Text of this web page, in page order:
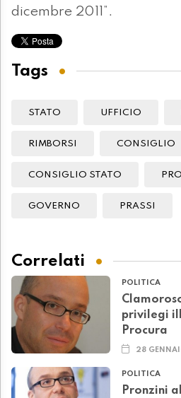
dicembre 2011”.
Tags
STATO UFFICIO
RIMBORSI CONSIGLIO
CONSIGLIO STATO
GOVERNO PRASSI
Correlati
POLITICA
privilegi
Procura
28
POLITICA
Pronzini